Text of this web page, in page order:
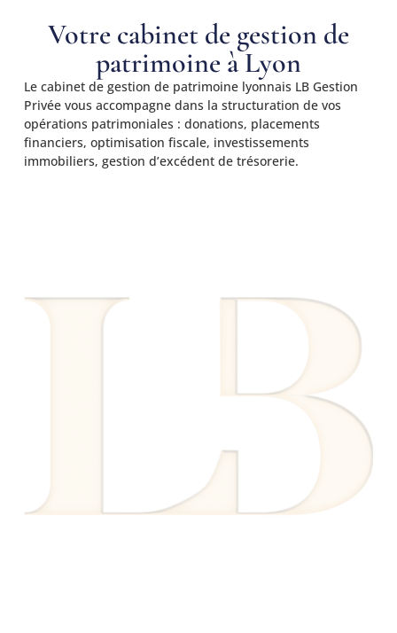
Votre cabinet de gestion de
patrimoine à Lyon
Le cabinet de gestion de patrimoine lyonnais LB Gestion
Privée vous accompagne dans la structuration de vos
opérations patrimoniales : donations, placements
financiers, optimisation fiscale, investissements
immobiliers, gestion d’excédent de trésorerie.